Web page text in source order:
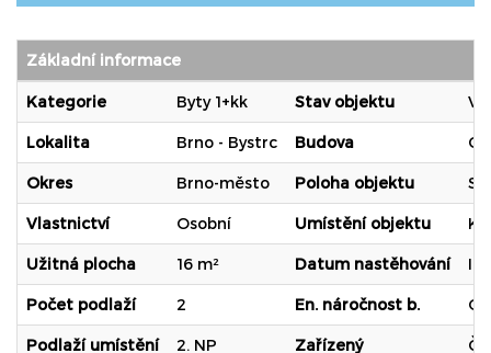
Základní informace
Kategorie Byty 1+kk Stav objektu
Lokalita Brno - Bystrc Budova
Okres Brno-město Poloha objektu
Vlastnictví Osobní Umístění objektu
Užitná plocha 16 m² Datum nastěhování
Počet podlaží 2 En. náročnost b. G
Podlaží umístění 2. NP Zařízený